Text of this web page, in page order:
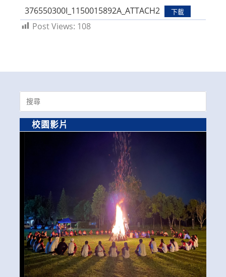
376550300I_1150015892A_ATTACH2
下載
Post Views: 108
Search
for:
校園影片